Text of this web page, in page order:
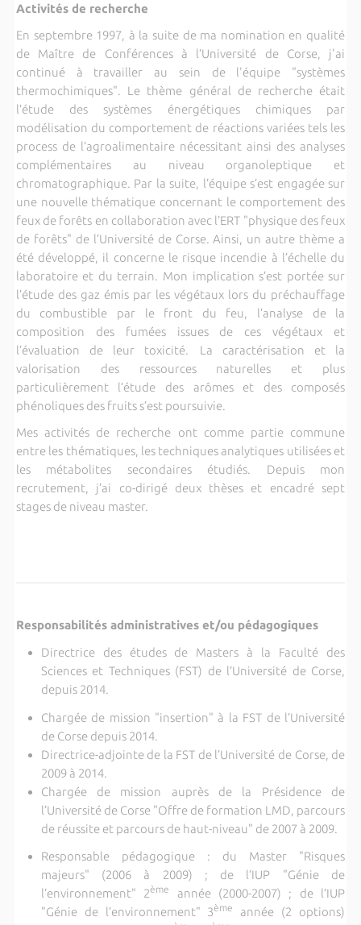
Activités de recherche
En septembre 1997, à la suite de ma nomination en qualité
de Maître de Conférences à l’Université de Corse, j'ai
continué à travailler au sein de l'équipe "systèmes
thermochimiques". Le thème général de recherche était
l’étude des systèmes énergétiques chimiques par
modélisation du comportement de réactions variées tels les
process de l’agroalimentaire nécessitant ainsi des analyses
complémentaires au niveau organoleptique et
chromatographique. Par la suite, l’équipe s’est engagée sur
une nouvelle thématique concernant le comportement des
feux de forêts en collaboration avec l’ERT "physique des feux
de forêts" de l’Université de Corse. Ainsi, un autre thème a
été développé, il concerne le risque incendie à l’échelle du
laboratoire et du terrain. Mon implication s’est portée sur
l’étude des gaz émis par les végétaux lors du préchauffage
du combustible par le front du feu, l’analyse de la
composition des fumées issues de ces végétaux et
l’évaluation de leur toxicité.
La caractérisation et la
valorisation des ressources naturelles et plus
particulièrement l’étude des arômes et des composés
phénoliques des fruits s’est poursuivie.
Mes activités de recherche ont comme partie commune
entre les thématiques, les techniques analytiques utilisées et
les métabolites secondaires étudiés. Depuis mon
recrutement, j’ai co-dirigé deux thèses et encadré sept
stages de niveau master.
Responsabilités administratives et/ou pédagogiques
Directrice des études de Masters à la Faculté des
Sciences et Techniques (FST) de l’Université de Corse,
depuis 2014.
Chargée de mission "insertion" à la FST de l’Université
de Corse depuis 2014.
Directrice-adjointe de la FST de l’Université de Corse, de
2009 à 2014.
Chargée de mission auprès de la Présidence de
l’Université de Corse "Offre de formation LMD, parcours
de réussite et parcours de haut-niveau" de 2007 à 2009.
Responsable pédagogique : du Master "Risques
majeurs" (2006 à 2009) ; de l’IUP "Génie de
l’environnement" 2ème
année (2000-2007) ; de l’IUP
"Génie de l’environnement" 3ème
année (2 options)